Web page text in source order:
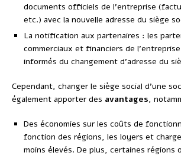
documents officiels de l’entreprise
etc.) avec la nouvelle adresse du siège
La notification aux partenaires : les
commerciaux et financiers de
informés du changement d’adresse du
Cependant, changer le siège social d’une
également apporter des avantages,
Des économies sur les coûts de
fonction des régions, les loyers et
moins élevés. De plus, certaines régions